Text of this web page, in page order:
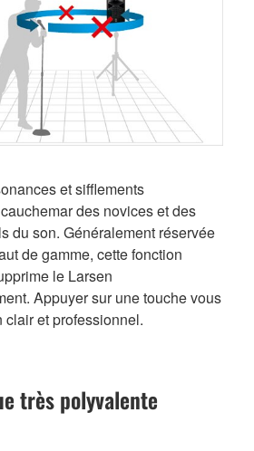
et sifflements
des novices et des
du son. Généralement réservée
de gamme, cette fonction
le Larsen
Appuyer sur une touche vous
clair et professionnel.
très polyvalente